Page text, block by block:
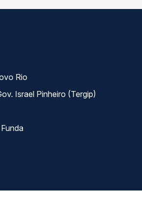
Rio
Israel Pinheiro (Tergip)